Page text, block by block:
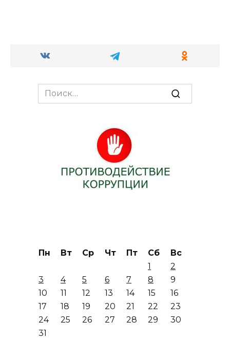
Search
for:
Пн Вт Ср Чт Пт Сб
Вс
1
2
3
4 5 6 7 8
9
10
11 12 13 14 15
16
17
18 19 20 21 22
23
24
25 26 27 28 29
30
31